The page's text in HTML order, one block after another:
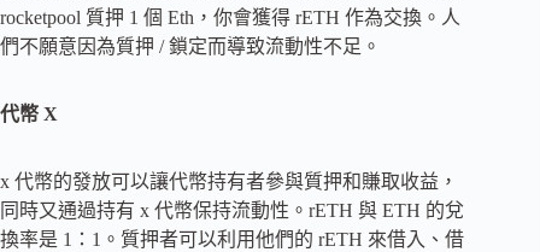
rocketpool 質押 1 個 Eth，你會獲得 rETH 作為交換。人
們不願意因為質押 / 鎖定而導致流動性不足。
代幣 X
x 代幣的發放可以讓代幣持有者參與質押和賺取收益，
同時又通過持有 x 代幣保持流動性。rETH 與 ETH 的兌
換率是 1：1。質押者可以利用他們的 rETH 來借入、借